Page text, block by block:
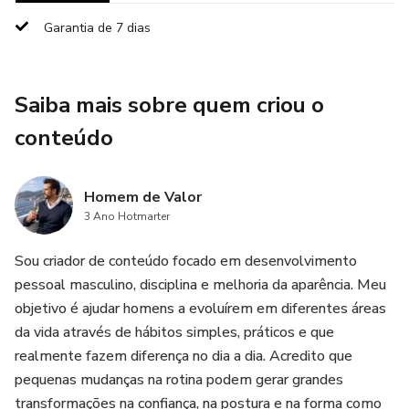
prática e acompanhar sua evolução.
no dia a dia.
Garantia de 7 dias
Saiba mais sobre quem criou o
conteúdo
Homem de Valor
3 Ano Hotmarter
Sou criador de conteúdo focado em desenvolvimento
pessoal masculino, disciplina e melhoria da aparência. Meu
objetivo é ajudar homens a evoluírem em diferentes áreas
da vida através de hábitos simples, práticos e que
realmente fazem diferença no dia a dia. Acredito que
pequenas mudanças na rotina podem gerar grandes
transformações na confiança, na postura e na forma como